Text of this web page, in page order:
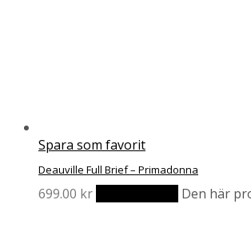
Spara som favorit
Deauville Full Brief – Primadonna
699.00 kr Den här